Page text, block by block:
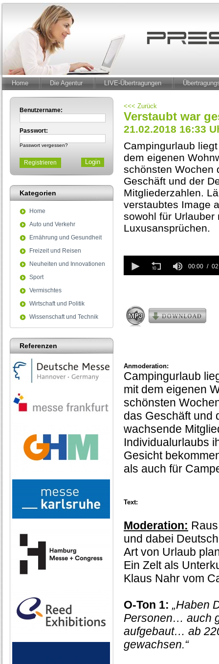
Home Die Agentur LIVE-Übertragungen
Benutzername:
Passwort:
Passwort vergessen?
Registrieren
Kategorien
Home
Auto und Verkehr
Ernährung und Gesundheit
Freizeit und Reisen
Neuheiten und Innovationen
Sport
Vermischtes
Wirtschaft und Politik
Wissenschaft und Technik
Referenzen
<<< Zurück
Verstaubt war
21.02.2018 16:33
Campingurlaub
dem eigenen
schönsten Wochen
Geschäft und der
Mitgliederzahlen.
verstaubtes Image
sowohl für Urlauber
Luxusansprüchen.
seconds
of
seconds
00:00
Anmoderation:
Campingurlaub
mit dem eigenen
schönsten
das Geschäft und
wachsende
Individualurlaubs
Gesicht
als auch für
Text:
Moderation:
und dabei
Art von Urlaub
Ein Zelt als
Klaus Nahr vom
O-Ton 1: „Haben
Personen… auch
aufgebaut… ab
gewachsen.“